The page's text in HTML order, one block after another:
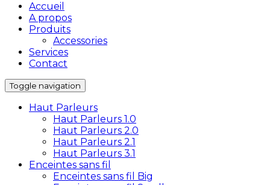
Accueil
A propos
Produits
Accessories
Services
Contact
Toggle navigation
Haut Parleurs
Haut Parleurs 1.0
Haut Parleurs 2.0
Haut Parleurs 2.1
Haut Parleurs 3.1
Enceintes sans fil
Enceintes sans fil Big